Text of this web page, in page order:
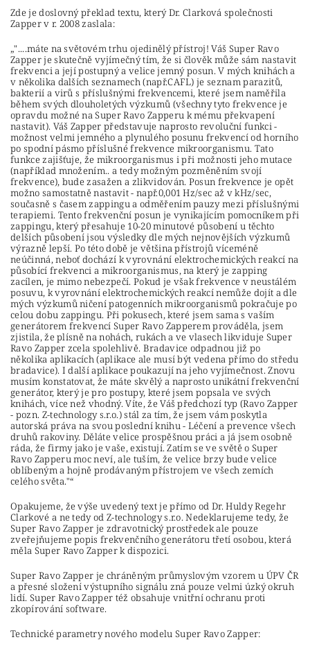
Zde je doslovný překlad textu, který Dr. Clarková společnosti
Zapper v r. 2008 zaslala:
"....máte na světovém trhu ojedinělý přístroj! Váš Super Ravo
Zapper je skutečně vyjímečný tím, že si člověk může sám nastavit
frekvenci a její postupný a velice jemný posun. V mých knihách a
v několika dalších seznamech (např.CAFL) je seznam parazitů,
bakterií a virů s příslušnými frekvencemi, které jsem naměřila
během svých dlouholetých výzkumů (všechny tyto frekvence je
opravdu možné na Super Ravo Zapperu k mému překvapení
nastavit). Váš Zapper představuje naprosto revoluční funkci -
možnost velmi jemného a plynulého posunu frekvencí od horního
po spodní pásmo příslušné frekvence mikroorganismu. Tato
funkce zajišťuje, že mikroorganismus i při možnosti jeho mutace
(například množením.. a tedy možným pozměněním svojí
frekvence), bude zasažen a zlikvidován. Posun frekvence je opět
možno samostatně nastavit - např.0,001 Hz/sec až v kHz/sec,
současně s časem zappingu a odměřením pauzy mezi příslušnými
terapiemi. Tento frekvenční posun je vynikajícím pomocníkem při
zappingu, který přesahuje 10-20 minutové působení u těchto
delších působení jsou výsledky dle mých nejnovějších výzkumů
výrazně lepší. Po této době je většina přístrojů víceméně
neúčinná, neboť dochází k vyrovnání elektrochemických reakcí na
působící frekvenci a mikroorganismus, na který je zapping
zacílen, je mimo nebezpečí. Pokud je však frekvence v neustálém
posuvu, k vyrovnání elektrochemických reakcí nemůže dojít a dle
mých výzkumů ničení patogenních mikroorganismů pokračuje po
celou dobu zappingu. Při pokusech, které jsem sama s vaším
generátorem frekvencí Super Ravo Zapperem prováděla, jsem
zjistila, že plísně na nohách, rukách a ve vlasech likviduje Super
Ravo Zapper zcela spolehlivě. Bradavice odpadnou již po
několika aplikacích (aplikace ale musí být vedena přímo do středu
bradavice). I další aplikace poukazují na jeho vyjímečnost. Znovu
musím konstatovat, že máte skvělý a naprosto unikátní frekvenční
generátor, který je pro postupy, které jsem popsala ve svých
knihách, více než vhodný. Víte, že Váš předchozí typ (Ravo Zapper
- pozn. Z-technology s.r.o.) stál za tím, že jsem vám poskytla
autorská práva na svou poslední knihu - Léčení a prevence všech
druhů rakoviny. Děláte velice prospěšnou práci a já jsem osobně
ráda, že firmy jako je vaše, existují. Zatím se ve světě o Super
Ravo Zapperu moc neví, ale tuším, že velice brzy bude velice
oblíbeným a hojně prodávaným přístrojem ve všech zemích
celého světa."
Opakujeme, že výše uvedený text je přímo od Dr. Huldy Regehr
Clarkové a ne tedy od Z-technology s.r.o. Nedeklarujeme tedy, že
Super Ravo Zapper je zdravotnický prostředek ale pouze
zveřejňujeme popis frekvenčního generátoru třetí osobou, která
měla Super Ravo Zapper k dispozici.
Super Ravo Zapper je chráněným průmyslovým vzorem u ÚPV ČR
a přesné složení výstupního signálu zná pouze velmi úzký okruh
lidí. Super Ravo Zapper též obsahuje vnitřní ochranu proti
zkopírování software.
Technické parametry nového modelu Super Ravo Zapper: